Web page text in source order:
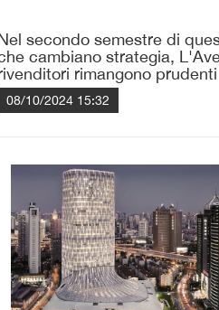
secondo semestre di
cambiano strategia,
rimangono prudenti
08/10/2024 15:32